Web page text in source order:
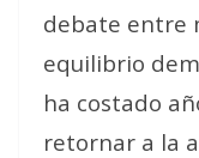
debate entre
equilibrio
ha costado
retornar a la